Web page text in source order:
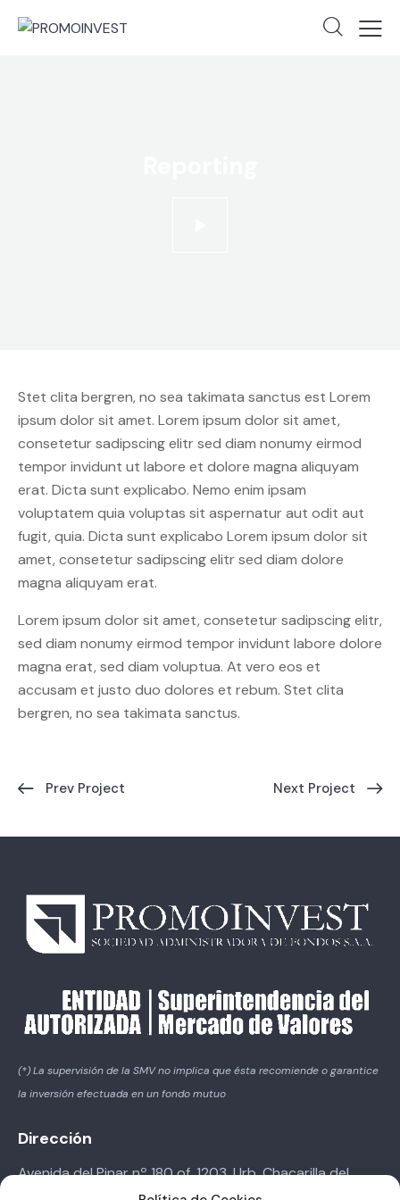
Stet clita bergren, no sea takimata sanctus est Lorem
ipsum dolor sit amet. Lorem ipsum dolor sit amet,
consetetur sadipscing elitr sed diam nonumy eirmod
tempor invidunt ut labore et dolore magna aliquyam
erat. Dicta sunt explicabo. Nemo enim ipsam
voluptatem quia voluptas sit aspernatur aut odit aut
fugit, quia. Dicta sunt explicabo Lorem ipsum dolor sit
amet, consetetur sadipscing elitr sed diam dolore
magna aliquyam erat.
Lorem ipsum dolor sit amet, consetetur sadipscing elitr,
sed diam nonumy eirmod tempor invidunt labore dolore
magna erat, sed diam voluptua. At vero eos et
accusam et justo duo dolores et rebum. Stet clita
bergren, no sea takimata sanctus.
Prev Project Next Project
(*) La supervisión de la SMV no implica que ésta recomiende o garantice
la inversión efectuada en un fondo mutuo
Dirección
Avenida del Pinar nº 180 of. 1203. Urb. Chacarilla del
Estanque – Santiago de Surco.